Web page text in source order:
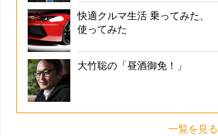
快適クルマ生活 乗ってみた、
使ってみた
大竹聡の「昼酒御免！」
一覧を見る